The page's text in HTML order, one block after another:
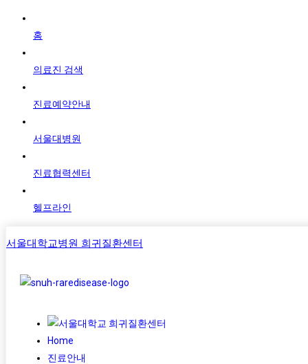
홈
의료진 검색
진료예약안내
서울대병원
진료협력센터
헬프라인
서울대학교병원 희귀질환센터
Home
진료안내